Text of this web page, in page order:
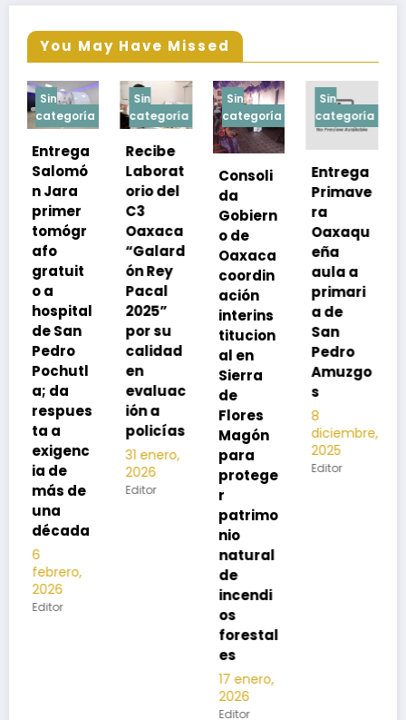
You May Have Missed
Sin
categoría
Recibe
Laborat
orio del
C3
Oaxaca
“Galard
ón Rey
Pacal
2025”
por su
calidad
en
evaluac
ión a
policías
31 enero,
2026
Editor
Sin
categoría
Consoli
da
Gobiern
o de
Oaxaca
coordin
ación
interins
titucion
al en
Sierra
de
Flores
Magón
para
protege
r
Sin
categoría
Entrega
Primave
ra
Oaxaqu
eña
aula a
primari
a de
San
Pedro
Amuzgo
s
8
diciembre,
2025
Editor
Sin
categoría
Exhorta
SSO a
vacuna
rse de
neumoc
oco
para
preveni
r la
neumon
ía
13
noviembre,
2025
Editor